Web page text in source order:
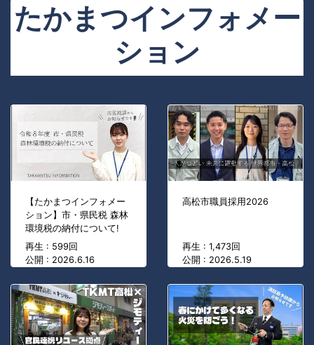
たかまつインフォメー
ション
【たかまつインフォメー
ション】市・県民税 森林
環境税の納付について!
再生 : 599回
公開 : 2026.6.16
高松市職員採用2026
再生 : 1,473回
公開 : 2026.5.19